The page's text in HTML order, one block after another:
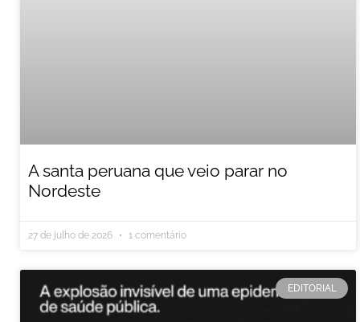
A santa peruana que veio parar no
Nordeste
27 de julho de 2026 1 comentário
EDITORIAL